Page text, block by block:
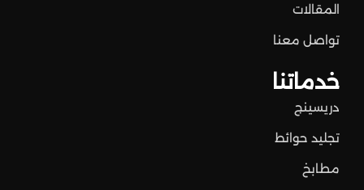
خدماتنا
دريسينج
تجليد حوائط
مطابخ
المقالات
تواصل معنا